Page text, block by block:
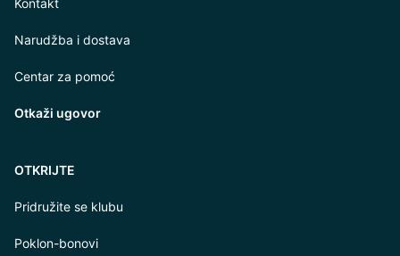
Kontakt
Narudžba i dostava
Centar za pomoć
Otkaži ugovor
OTKRIJTE
Pridružite se klubu
Poklon-bonovi